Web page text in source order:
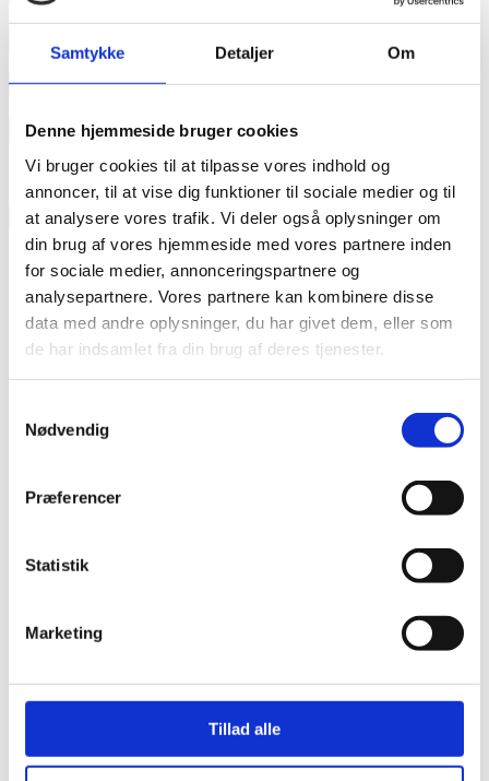
Samtykke Detaljer Om
Denne hjemmeside bruger cookies
Vi bruger cookies til at tilpasse vores indhold og
annoncer, til at vise dig funktioner til sociale medier og til
at analysere vores trafik. Vi deler også oplysninger om
din brug af vores hjemmeside med vores partnere inden
for sociale medier, annonceringspartnere og
analysepartnere. Vores partnere kan kombinere disse
data med andre oplysninger, du har givet dem, eller som
de har indsamlet fra din brug af deres tjenester.
Nødvendig
Præferencer
Statistik
Marketing
Tillad alle
annonce
Like us
RAINBOW BUSINESS DENMARK